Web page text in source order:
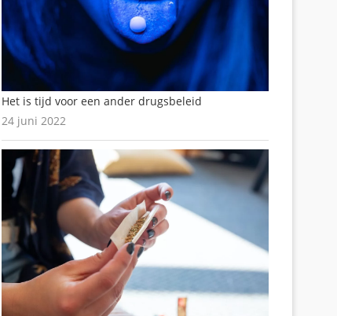
Het is tijd voor een ander drugsbeleid
24 juni 2022